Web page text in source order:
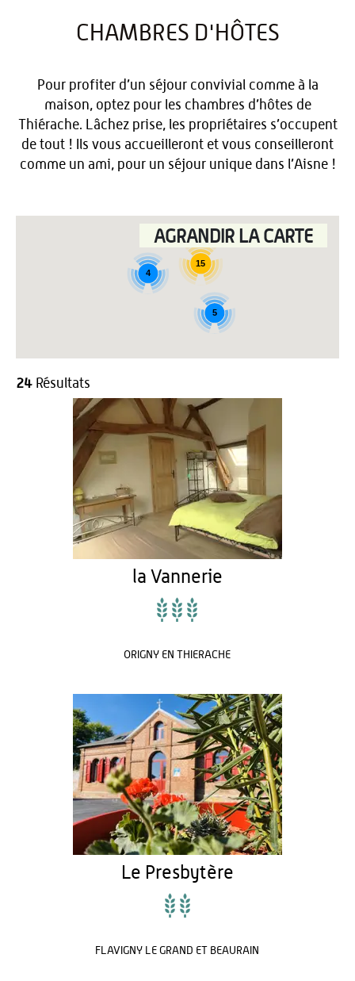
CHAMBRES D'HÔTES
Pour profiter d’un séjour convivial comme à la
maison, optez pour les chambres d’hôtes de
Thiérache. Lâchez prise, les propriétaires s’occupent
de tout ! Ils vous accueilleront et vous conseilleront
comme un ami, pour un séjour unique dans l’Aisne !
15
5
4
AGRANDIR LA CARTE
24Résultats
la Vannerie
ORIGNY EN THIERACHE
Le Presbytère
FLAVIGNY LE GRAND ET BEAURAIN